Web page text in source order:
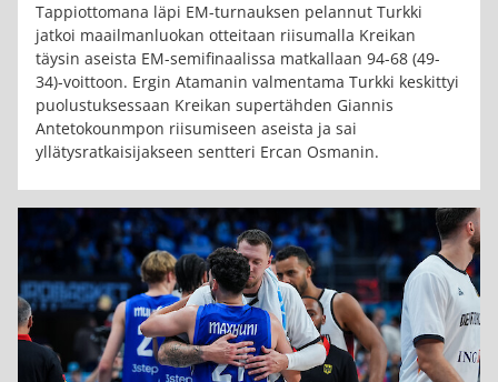
Tappiottomana läpi EM-turnauksen pelannut Turkki
jatkoi maailmanluokan otteitaan riisumalla Kreikan
täysin aseista EM-semifinaalissa matkallaan 94-68 (49-
34)-voittoon. Ergin Atamanin valmentama Turkki keskittyi
puolustuksessaan Kreikan supertähden Giannis
Antetokounmpon riisumiseen aseista ja sai
yllätysratkaisijakseen sentteri Ercan Osmanin.